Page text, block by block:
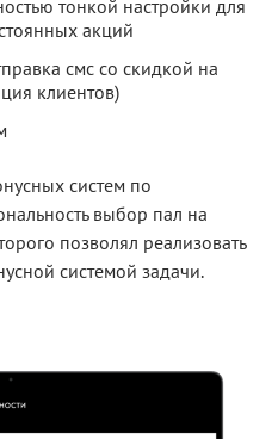
тонкой настройки для
акций
смс со скидкой на
клиентов)
систем по
выбор пал на
позволял реализовать
системой задачи.